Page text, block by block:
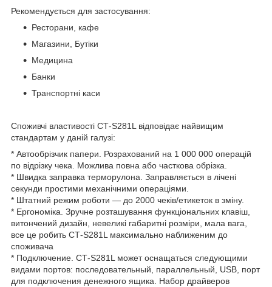
Рекомендується для застосування:
Ресторани, кафе
Магазини, Бутіки
Медицина
Банки
Транспортні каси
Споживчі властивості СТ-S281L відповідає найвищим
стандартам у даній галузі:
* Автообрізчик папери. Розрахований на 1 000 000 операцій
по відрізку чека. Можлива повна або часткова обрізка.
* Швидка заправка терморулона. Заправляється в лічені
секунди простими механічними операціями.
* Штатний режим роботи — до 2000 чеків/етикеток в зміну.
* Ергономіка. Зручне розташування функціональних клавіш,
витончений дизайн, невеликі габаритні розміри, мала вага,
все це робить СТ-S281L максимально наближеним до
споживача
* Подключение. СТ-S281L может оснащаться следующими
видами портов: последовательный, параллельный, USB, порт
для подключения денежного ящика. Набор драйверов